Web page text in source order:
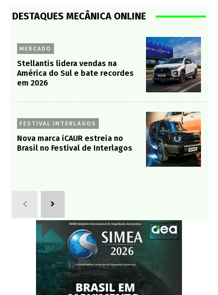
DESTAQUES MECÂNICA ONLINE
MERCADO
Stellantis lidera vendas na
América do Sul e bate recordes
em 2026
FESTIVAL INTERLAGOS
Nova marca iCAUR estreia no
Brasil no Festival de Interlagos